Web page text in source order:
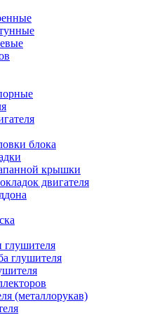
блока
крышки
двигателя
глушителя
глушителя
(металлорукав)